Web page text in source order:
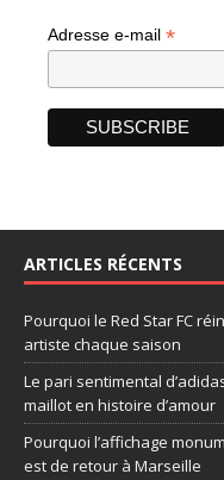
Adresse e-mail *
ARTICLES RÉCENTS
Pourquoi le Red Star FC
artiste chaque saison
Le pari sentimental
maillot en histoire d’amour
Pourquoi l’affichage
est de retour à Marseille